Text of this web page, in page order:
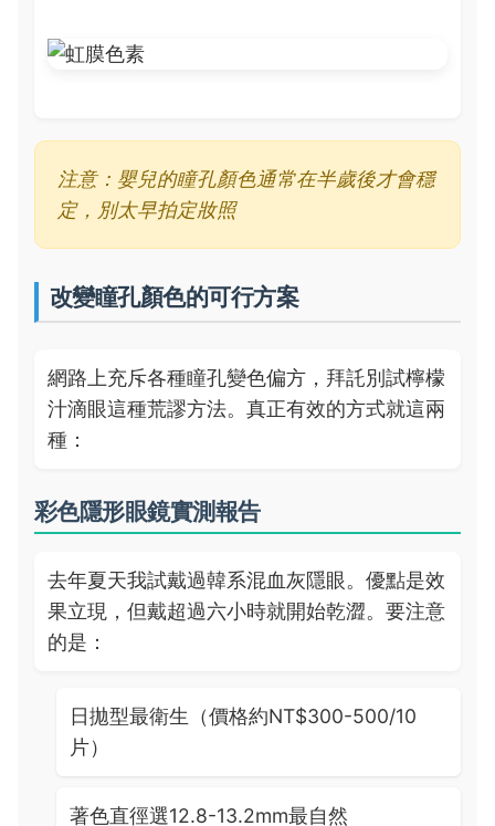
注意：嬰兒的瞳孔顏色通常在半歲後才會穩
定，別太早拍定妝照
改變瞳孔顏色的可行方案
網路上充斥各種瞳孔變色偏方，拜託別試檸檬
汁滴眼這種荒謬方法。真正有效的方式就這兩
種：
彩色隱形眼鏡實測報告
去年夏天我試戴過韓系混血灰隱眼。優點是效
果立現，但戴超過六小時就開始乾澀。要注意
的是：
日拋型最衛生（價格約NT$300-500/10
片）
著色直徑選12.8-13.2mm最自然